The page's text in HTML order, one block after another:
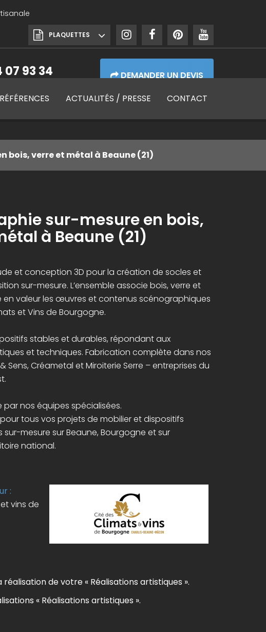
PLAQUETTES
07 93 34
DEMANDER UN DEVIS
RÉFÉRENCES ACTUALITÉS / PRESSE CONTACT
bois, verre et métal à Beaune (21)
sur-mesure en bois,
à Beaune (21)
et conception 3D pour la création de socles et
sur-mesure. L’ensemble associe bois, verre et
valeur les œuvres et contenus scénographiques
et Vins de Bourgogne.
stables et durables, répondant aux
et techniques. Fabrication complète dans nos
Sens, Créametal et Miroiterie Serre – entreprises du
par nos équipes spécialisées.
tous vos projets de mobilier et dispositifs
mesure sur Beaune, Bourgogne et sur
national.
:
vins de
de votre « Réalisations artistiques ».
« Réalisations artistiques ».